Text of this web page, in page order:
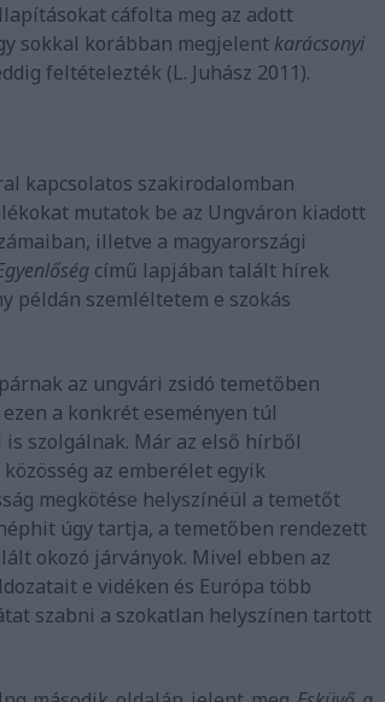
cáfolta meg az adott
sokkal korábban megjelent karácsonyi
feltételezték (L. Juhász 2011).
kapcsolatos szakirodalomban
mutatok be az Ungváron kiadott
illetve a magyarországi
című lapjában talált hírek
példán szemléltetem e szokás
az ungvári zsidó temetőben
a konkrét eseményen túl
szolgálnak. Már az első hírből
az emberélet egyik
megkötése helyszínéül a temetőt
úgy tartja, a temetőben rendezett
okozó járványok. Mivel ebben az
e vidéken és Európa több
szabni a szokatlan helyszínen tartott